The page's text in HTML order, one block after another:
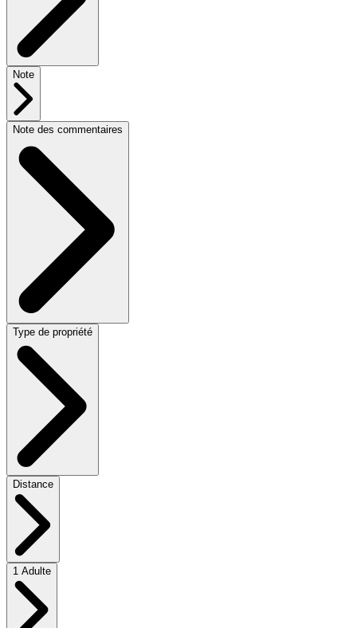
Note
Note des commentaires
Type de propriété
Distance
1 Adulte